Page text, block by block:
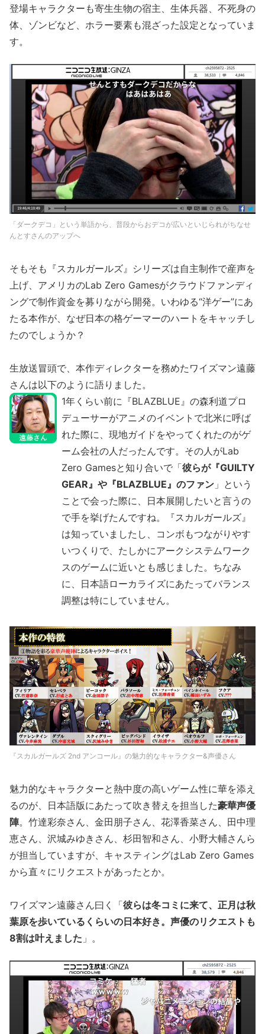
登場キャラクターも寄生生物の宿主、生体兵器、不死身の
体、ゾンビなど、ホラー要素も混ざった設定となっていま
す。
「ダークデコ」という単語から、普段からおデコが広いといじられがちなせ
んとすさんのアップへ
そもそも『スカルガールズ』シリーズは自主制作で産声を
上げ、アメリカのLab Zero Gamesがクラウドファンディ
ングで制作資金を募りながら開発。いわゆる“洋ゲー”にあ
たる本作が、なぜ日本の格ゲーマーのハートをキャッチし
たのでしょうか？
生放送冒頭で、本作ディレクターを務めたワイズマン遠藤
さんは以下のように語りました。
1年くらい前に『BLAZBLUE』の森利道プロ
デューサーがアニメのイベントで北米に呼ば
れた際に、現地ガイドをやってくれたのがゲ
ーム会社の人だったんです。その人がLab
Zero Gamesと知り合いで「彼らが『GUILTY
GEAR』や『BLAZBLUE』のファン 」という
ことで会った際に、日本展開したいと言うの
で手を挙げたんですね。『スカルガールズ』
は知っていましたし、コンボもつながりやす
いつくりで、たしかにアークシステムワーク
スのゲームに近いとも感じました。ちなみ
に、日本語ローカライズにあたってバランス
調整は特にしていません。
『スカルガールズ 2nd アンコール』の魅力的なキャラクター&声優さん
魅力的なキャラクターと熱中度の高いゲーム性に華を添え
るのが、日本語版にあたって吹き替えを担当した豪華声優
陣。竹達彩奈さん、金田朋子さん、花澤香菜さん、田中理
恵さん、沢城みゆきさん、杉田智和さん、小野大輔さんら
が担当していますが、キャスティングはLab Zero Games
から直々にリクエストがあったとか。
ワイズマン遠藤さん曰く「彼らは冬コミに来て、正月は秋
葉原を歩いているくらいの日本好き。声優のリクエストも
8割は叶えました 」。